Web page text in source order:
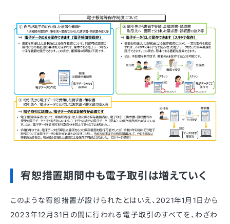
宥恕措置期間中も電子取引は増えていく
このような宥恕措置が設けられたとはいえ、2021年1月1日から
2023年12月31日の間に行われる電子取引のすべてを、わざわ